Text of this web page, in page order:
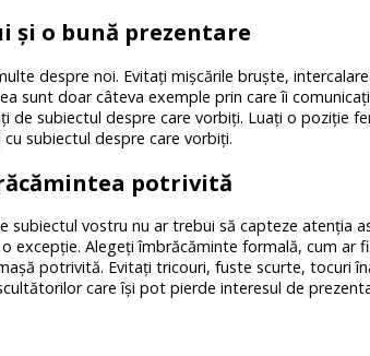
şi o bună prezentare
despre noi. Evitaţi mişcările bruşte,
sunt doar câteva exemple prin care îi
de subiectul despre care vorbiţi. Luaţi o poziţie
subiectul despre care vorbiţi.
potrivită
subiectul vostru nu ar trebui să capteze atenţia
excepţie. Alegeţi îmbrăcăminte formală, cum ar
potrivită. Evitaţi tricouri, fuste scurte, tocuri
care îşi pot pierde interesul de